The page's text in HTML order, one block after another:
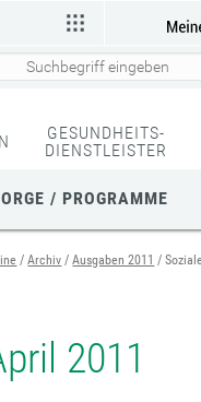
GESUNDHEITS-
DIENSTLEISTER
/ PROGRAMME
Archiv Ausgaben 2011
2011